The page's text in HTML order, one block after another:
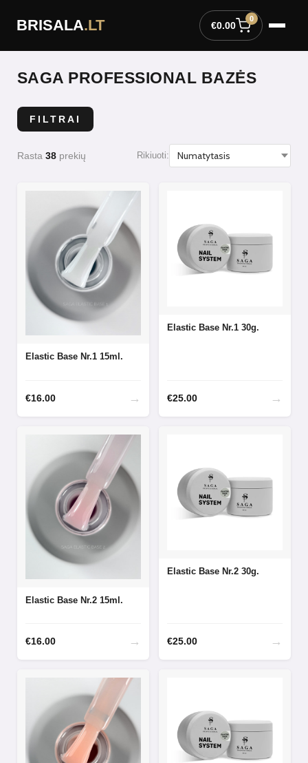
BRISALA.LT €0.00
0
SAGA PROFESSIONAL BAZĖS
FILTRAI
Rasta 38prekių Rikiuoti:
Elastic Base Nr.1 15ml.
€16.00 →
Elastic Base Nr.1 30g.
€25.00 →
Elastic Base Nr.2 15ml.
€16.00 →
Elastic Base Nr.2 30g.
€25.00 →